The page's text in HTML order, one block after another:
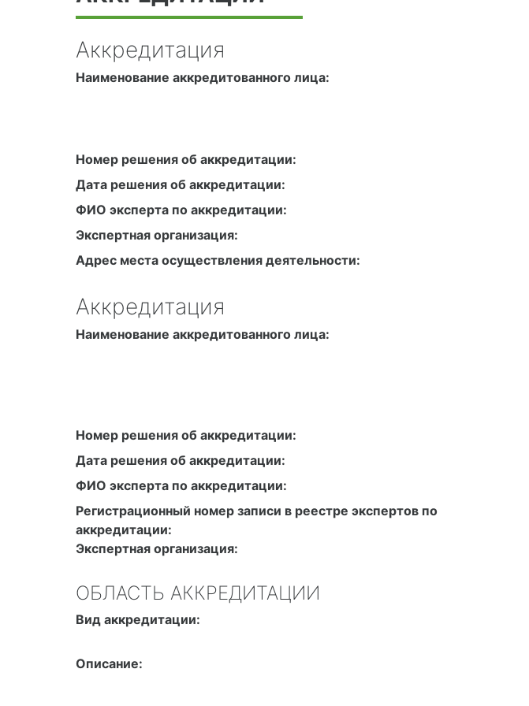
Аккредитация
Наименование аккредитованного лица:
Номер решения об аккредитации:
Дата решения об аккредитации:
ФИО эксперта по аккредитации:
Экспертная организация:
Адрес места осуществления деятельности:
Аккредитация
Наименование аккредитованного лица:
Номер решения об аккредитации:
Дата решения об аккредитации:
ФИО эксперта по аккредитации:
Регистрационный номер записи в реестре экспертов по
аккредитации:
Экспертная организация:
ОБЛАСТЬ АККРЕДИТАЦИИ
Вид аккредитации:
Описание: